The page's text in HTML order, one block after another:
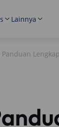
Lainnya
Panduan